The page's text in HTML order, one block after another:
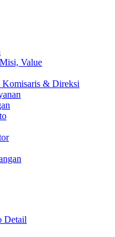
Value
Komisaris & Direksi
Detail